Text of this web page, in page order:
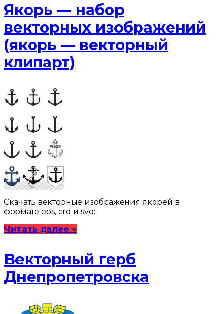
Якорь — набор
векторных изображений
(якорь — векторный
клипарт)
Скачать векторные изображения якорей в
формате eps, crd и svg:
Читать далее »
Векторный герб
Днепропетровска